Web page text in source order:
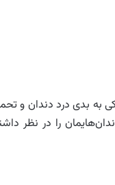
به بدی درد دندان و
را در نظر